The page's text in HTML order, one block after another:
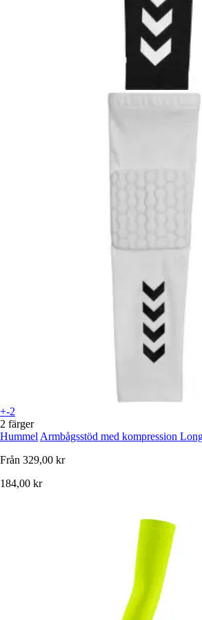
+-2
2 färger
Hummel Armbågsstöd med kompression
Från 329,00 kr
184,00 kr